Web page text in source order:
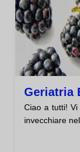
Geriatria
Ciao a tutti!
invecchiare